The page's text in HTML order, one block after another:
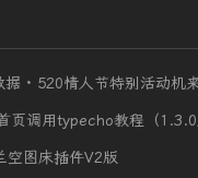
· 520情人节特别活动机来
页调用typecho教程（1.3.0
空图床插件V2版